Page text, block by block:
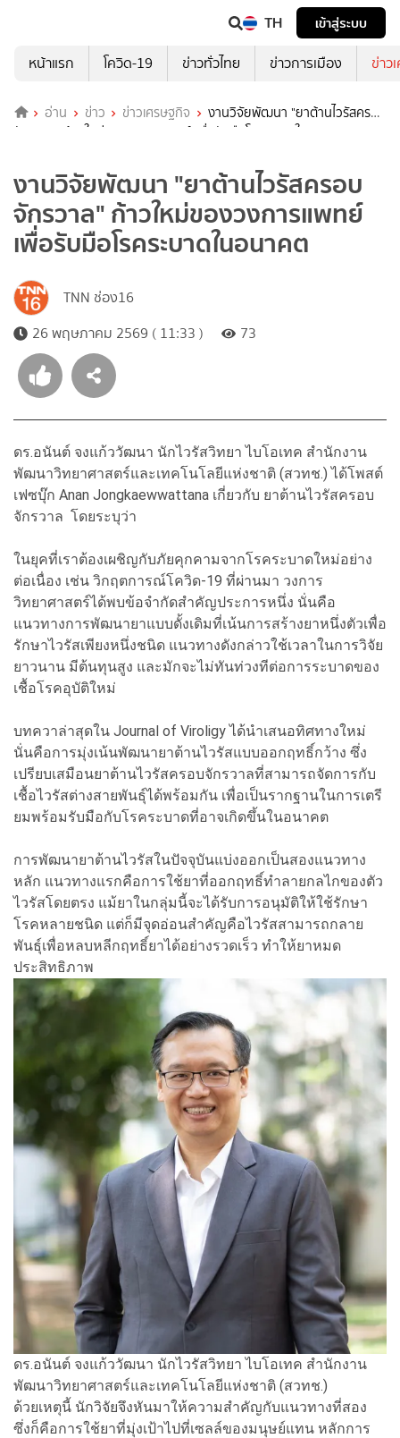
TH
เข้าสู่ระบบ
หน้าแรก
โควิด-19 ข่าวทั่วไทย ข่าวการเมือง ข่าว
อ่าน ข่าว ข่าวเศรษฐกิจ
งานวิจัยพัฒนา "ยาต้านไวรัสครอบ
จักรวาล" ก้าวใหม่ของวงการแพทย์ เพื่อรับมือโรคระบาดในอนาคต
งานวิจัยพัฒนา "ยาต้านไวรัสครอบ
จักรวาล" ก้าวใหม่ของวงการแพทย์
เพื่อรับมือโรคระบาดในอนาคต
TNN ช่อง16
26 พฤษภาคม 2569 ( 11:33 )
73
ดร.อนันต์ จงแก้ววัฒนา นักไวรัสวิทยา ไบโอเทค สำนักงาน
พัฒนาวิทยาศาสตร์และเทคโนโลยีแห่งชาติ (สวทช.) ได้โพสต์
เฟซบุ๊ก Anan Jongkaewwattana เกี่ยวกับ ยาต้านไวรัสครอบ
จักรวาล โดยระบุว่า
ในยุคที่เราต้องเผชิญกับภัยคุกคามจากโรคระบาดใหม่อย่าง
ต่อเนื่อง เช่น วิกฤตการณ์โควิด-19 ที่ผ่านมา วงการ
วิทยาศาสตร์ได้พบข้อจำกัดสำคัญประการหนึ่ง นั่นคือ
แนวทางการพัฒนายาแบบดั้งเดิมที่เน้นการสร้างยาหนึ่งตัวเพื่อ
รักษาไวรัสเพียงหนึ่งชนิด แนวทางดังกล่าวใช้เวลาในการวิจัย
ยาวนาน มีต้นทุนสูง และมักจะไม่ทันท่วงทีต่อการระบาดของ
เชื้อโรคอุบัติใหม่
บทควาล่าสุดใน Journal of Viroligy ได้นำเสนอทิศทางใหม่
นั่นคือการมุ่งเน้นพัฒนายาต้านไวรัสแบบออกฤทธิ์กว้าง ซึ่ง
เปรียบเสมือนยาต้านไวรัสครอบจักรวาลที่สามารถจัดการกับ
เชื้อไวรัสต่างสายพันธุ์ได้พร้อมกัน เพื่อเป็นรากฐานในการเตรี
ยมพร้อมรับมือกับโรคระบาดที่อาจเกิดขึ้นในอนาคต
การพัฒนายาต้านไวรัสในปัจจุบันแบ่งออกเป็นสองแนวทาง
หลัก แนวทางแรกคือการใช้ยาที่ออกฤทธิ์ทำลายกลไกของตัว
ไวรัสโดยตรง แม้ยาในกลุ่มนี้จะได้รับการอนุมัติให้ใช้รักษา
โรคหลายชนิด แต่ก็มีจุดอ่อนสำคัญคือไวรัสสามารถกลาย
พันธุ์เพื่อหลบหลีกฤทธิ์ยาได้อย่างรวดเร็ว ทำให้ยาหมด
ประสิทธิภาพ
ดร.อนันต์ จงแก้ววัฒนา นักไวรัสวิทยา ไบโอเทค สำนักงาน
พัฒนาวิทยาศาสตร์และเทคโนโลยีแห่งชาติ (สวทช.)
ด้วยเหตุนี้ นักวิจัยจึงหันมาให้ความสำคัญกับแนวทางที่สอง
ซึ่งก็คือการใช้ยาที่มุ่งเป้าไปที่เซลล์ของมนุษย์แทน หลักการ